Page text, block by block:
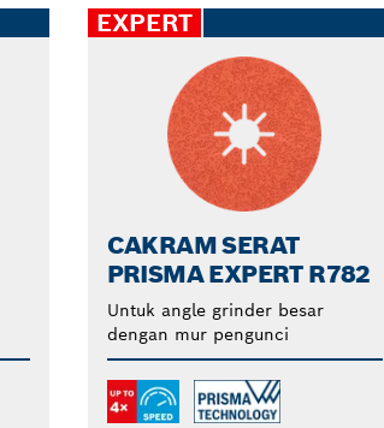
EXPERT
CAKRAM SERAT
PRISMA EXPERT R782
Untuk angle grinder besar
dengan mur pengunci